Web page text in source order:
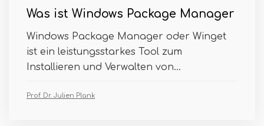
Was ist Windows Package Manager
Windows Package Manager oder Winget
ist ein leistungsstarkes Tool zum
Installieren und Verwalten von...
Prof. Dr. Julien Plank